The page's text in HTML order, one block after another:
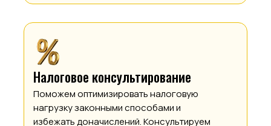
Налоговое консультирование
Поможем оптимизировать налоговую
нагрузку законными способами и
избежать доначислений. Консультируем